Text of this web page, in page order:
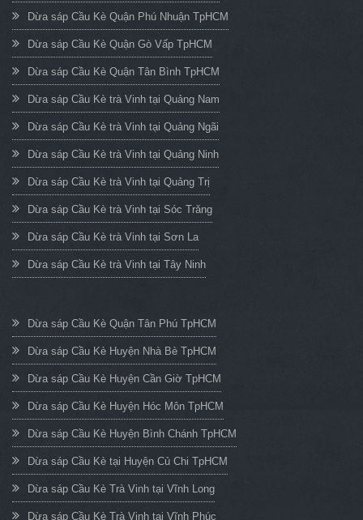
Dừa sáp Cầu Kè Quận Phú Nhuận TpHCM
Dừa sáp Cầu Kè Quận Gò Vấp TpHCM
Dừa sáp Cầu Kè Quận Tân Bình TpHCM
Dừa sáp Cầu Kè trà Vinh tại Quảng Nam
Dừa sáp Cầu Kè trà Vinh tại Quảng Ngãi
Dừa sáp Cầu Kè trà Vinh tại Quảng Ninh
Dừa sáp Cầu Kè trà Vinh tại Quảng Trị
Dừa sáp Cầu Kè trà Vinh tại Sóc Trăng
Dừa sáp Cầu Kè trà Vinh tại Sơn La
Dừa sáp Cầu Kè trà Vinh tại Tây Ninh
Dừa sáp Cầu Kè Quận Tân Phú TpHCM
Dừa sáp Cầu Kè Huyện Nhà Bè TpHCM
Dừa sáp Cầu Kè Huyện Cần Giờ TpHCM
Dừa sáp Cầu Kè Huyện Hóc Môn TpHCM
Dừa sáp Cầu Kè Huyện Bình Chánh TpHCM
Dừa sáp Cầu Kè tại Huyện Củ Chi TpHCM
Dừa sáp Cầu Kè Trà Vinh tại Vĩnh Long
Dừa sáp Cầu Kè Trà Vinh tại Vĩnh Phúc